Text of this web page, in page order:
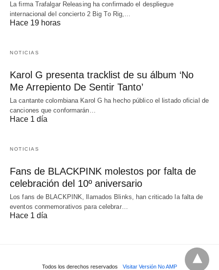
La firma Trafalgar Releasing ha confirmado el despliegue
internacional del concierto 2 Big To Rig,…
Hace 19 horas
NOTICIAS
Karol G presenta tracklist de su álbum ‘No
Me Arrepiento De Sentir Tanto’
La cantante colombiana Karol G ha hecho público el listado oficial de
canciones que conformarán…
Hace 1 día
NOTICIAS
Fans de BLACKPINK molestos por falta de
celebración del 10º aniversario
Los fans de BLACKPINK, llamados Blinks, han criticado la falta de
eventos conmemorativos para celebrar…
Hace 1 día
Todos los derechos reservados Visitar Versión No AMP